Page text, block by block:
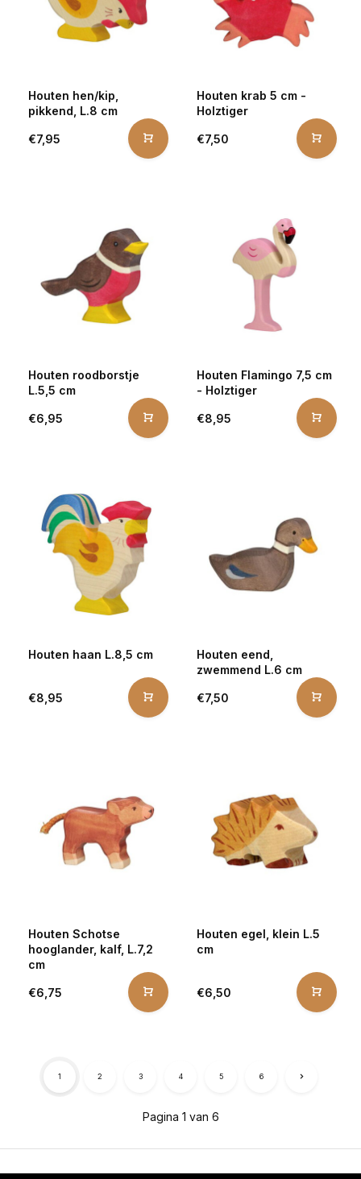
Houten hen/kip,
pikkend, L.8 cm
€7,95
Houten krab 5 cm -
Holztiger
€7,50
Houten roodborstje
L.5,5 cm
€6,95
Houten Flamingo 7,5 cm
- Holztiger
€8,95
Houten haan L.8,5 cm
€8,95
Houten eend,
zwemmend L.6 cm
€7,50
Houten Schotse
hooglander, kalf, L.7,2
cm
€6,75
Houten egel, klein L.5
cm
€6,50
Pagina 1 van 6
1 2 3 4 5 6